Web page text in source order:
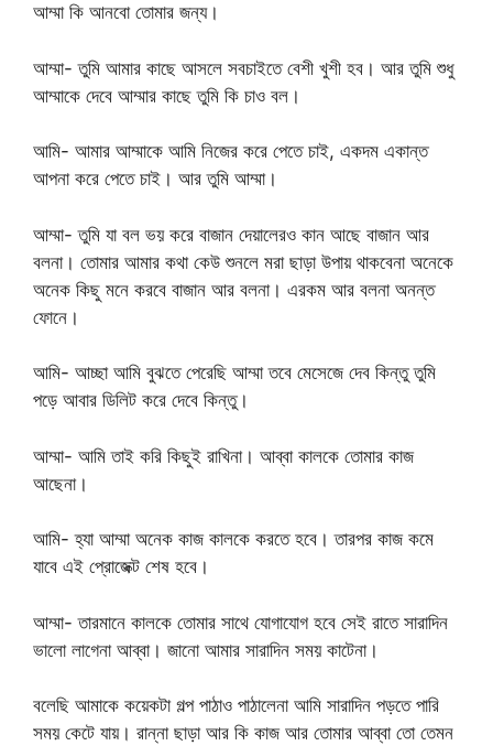
আম্মা কি আনবো তোমার জন্য।
আম্মা- তুমি আমার কাছে আসলে সবচাইতে বেশী খুশী হব। আর তুমি শুধু
আম্মাকে দেবে আম্মার কাছে তুমি কি চাও বল।
আমি- আমার আম্মাকে আমি নিজের করে পেতে চাই, একদম একান্ত
আপনা করে পেতে চাই। আর তুমি আম্মা।
আম্মা- তুমি যা বল ভয় করে বাজান দেয়ালেরও কান আছে বাজান আর
বলনা। তোমার আমার কথা কেউ শুনলে মরা ছাড়া উপায় থাকবেনা অনেকে
অনেক কিছু মনে করবে বাজান আর বলনা। এরকম আর বলনা অনন্ত
ফোনে।
আমি- আচ্ছা আমি বুঝতে পেরেছি আম্মা তবে মেসেজে দেব কিন্তু তুমি
পড়ে আবার ডিলিট করে দেবে কিন্তু।
আম্মা- আমি তাই করি কিছুই রাখিনা। আব্বা কালকে তোমার কাজ
আছেনা।
আমি- হ্যা আম্মা অনেক কাজ কালকে করতে হবে। তারপর কাজ কমে
যাবে এই প্রোজেক্ট শেষ হবে।
আম্মা- তারমানে কালকে তোমার সাথে যোগাযোগ হবে সেই রাতে সারাদিন
ভালো লাগেনা আব্বা। জানো আমার সারাদিন সময় কাটেনা।
বলেছি আমাকে কয়েকটা গল্প পাঠাও পাঠালেনা আমি সারাদিন পড়তে পারি
সময় কেটে যায়। রান্না ছাড়া আর কি কাজ আর তোমার আব্বা তো তেমন